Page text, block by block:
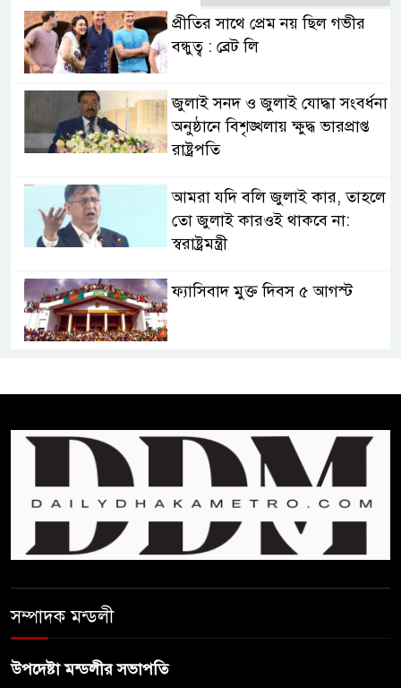
প্রীতির সাথে প্রেম নয় ছিল গভীর
বন্ধুত্ব : ব্রেট লি
জুলাই সনদ ও জুলাই যোদ্ধা সংবর্ধনা
অনুষ্ঠানে বিশৃঙ্খলায় ক্ষুদ্ধ ভারপ্রাপ্ত
রাষ্ট্রপতি
আমরা যদি বলি জুলাই কার, তাহলে
তো জুলাই কারওই থাকবে না:
স্বরাষ্ট্রমন্ত্রী
ফ্যাসিবাদ মুক্ত দিবস ৫ আগস্ট
ব্যবস্থা নিবে সরকার : প্রধানমন্ত্রীর
বাংলাদেশে বিনিয়োগ ও দক্ষ শ্রমিক
নিতে আগ্রহী সৌদি আরব
ব্রাজিলের ফুটবলারকে গুলি করে
সম্পাদক মন্ডলী
উপদেষ্টা মন্ডলীর সভাপতি